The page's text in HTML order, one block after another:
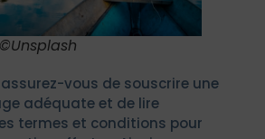
vous de souscrire une
adéquate et de lire
termes et conditions pour